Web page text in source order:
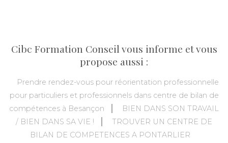
Cibc Formation Conseil vous informe et vous
propose aussi :
Prendre rendez-vous pour réorientation professionnelle
pour particuliers et professionnels dans centre de bilan de
compétences à Besançon
BIEN DANS SON TRAVAIL
/ BIEN DANS SA VIE !
TROUVER UN CENTRE DE
BILAN DE COMPETENCES A PONTARLIER